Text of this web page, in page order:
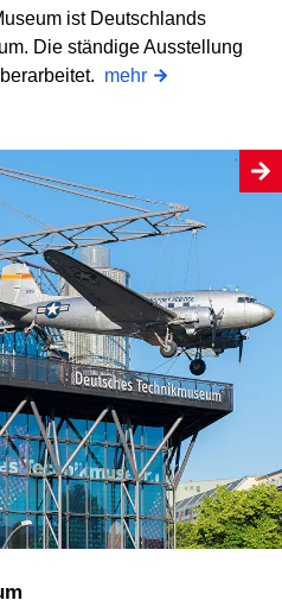
ist Deutschlands
Die ständige Ausstellung
mehr